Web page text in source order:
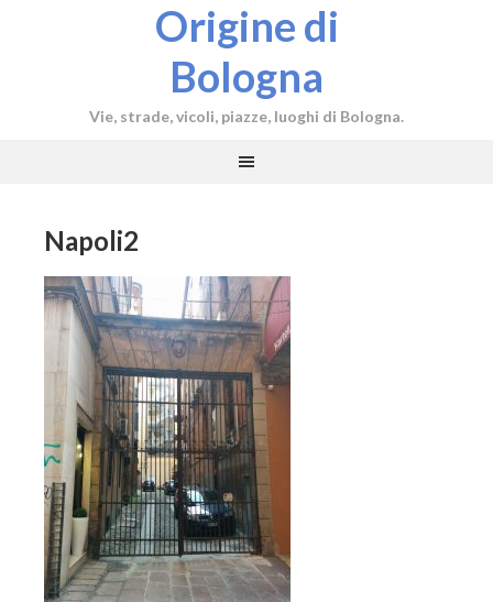
Origine di
Bologna
Vie, strade, vicoli, piazze, luoghi di Bologna.
Napoli2